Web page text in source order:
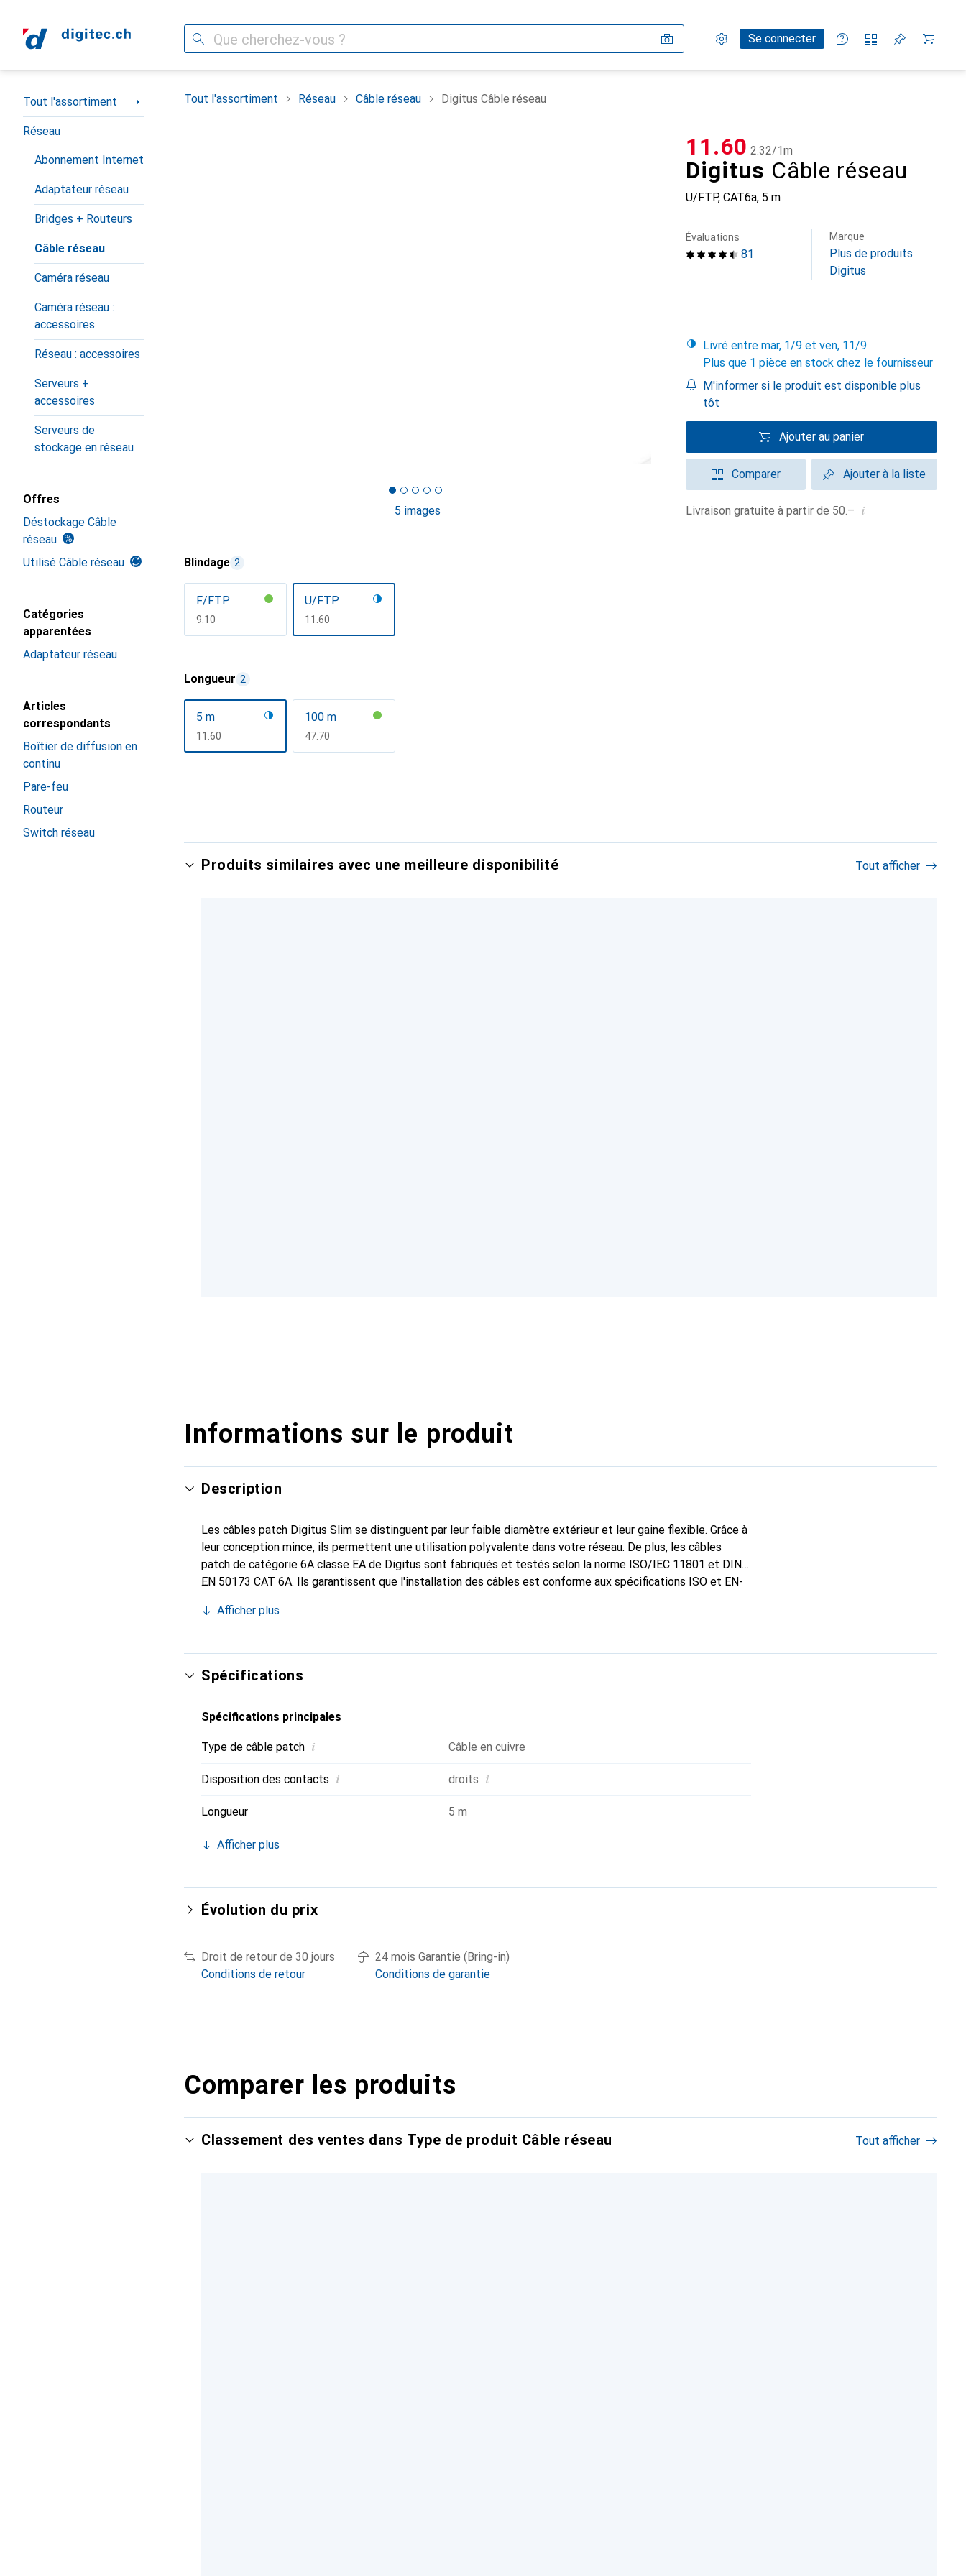
Recherche Paramètres
Compte clientSe connecter
Listes de comparaison
Listes d'envies
Panier
Navigation par catégorie
Tout l'assortiment
Réseau
Abonnement Internet
Adaptateur réseau
Bridges + Routeurs
Câble réseau
Caméra réseau
Caméra réseau :
accessoires
Réseau : accessoires
Serveurs +
accessoires
Serveurs de
stockage en réseau
Offres
Déstockage Câble
réseau
Utilisé Câble réseau
Catégories
apparentées
Adaptateur réseau
Articles
correspondants
Boîtier de diffusion en
continu
Pare-feu
Routeur
Switch réseau
Tout l'assortiment Réseau Câble réseau Digitus Câble réseau
5 images
Digitus Câble réseau
U/FTP, CAT6a, 5 m
CHF
11.60 CHF
2.32/1m
81
Évaluations Marque
Plus de produits
Digitus
Livré entre mar, 1/9 et ven, 11/9
Plus que 1 pièce en stock chez le fournisseur
M'informer si le produit est disponible plus
tôt
Ajouter au panier
Comparer Ajouter à la liste
Livraison gratuite à partir de 50.– i
Blindage 2
F/FTP
CHF
9.10
U/FTP
CHF
11.60
Longueur 2
5 m
CHF
11.60
100 m
CHF
47.70
Produits similaires avec une meilleure disponibilité Tout afficher
Informations sur le produit
Description
Les câbles patch Digitus Slim se distinguent par leur faible diamètre extérieur et leur gaine flexible. Grâce à
leur conception mince, ils permettent une utilisation polyvalente dans votre réseau. De plus, les câbles
patch de catégorie 6A classe EA de Digitus sont fabriqués et testés selon la norme ISO/IEC 11801 et DIN
EN 50173 CAT 6A. Ils garantissent que l'installation des câbles est conforme aux spécifications ISO et EN-
testées jusqu'à 500 MHz, y compris des caractéristiques de performance telles que le crosstalk proche
des différents domaines d'application. Chaque câble est équipé d'une protection contre les plis injectée
avec un dispositif de décharge de traction. De plus, la protection dispose d'un mécanisme de verrouillage
qui empêche l'accrochage des câbles ainsi que la rupture du levier de verrouillage du connecteur. Une
Afficher plus
Spécifications
Spécifications principales
Type de câble patch i Câble en cuivre
Disposition des contacts i droits i
Longueur 5 m
Afficher plus
Évolution du prix
Droit de retour de 30 jours
Conditions de retour
24 mois Garantie (Bring-in)
Conditions de garantie
Comparer les produits
Classement des ventes dans Type de produit Câble réseau Tout afficher